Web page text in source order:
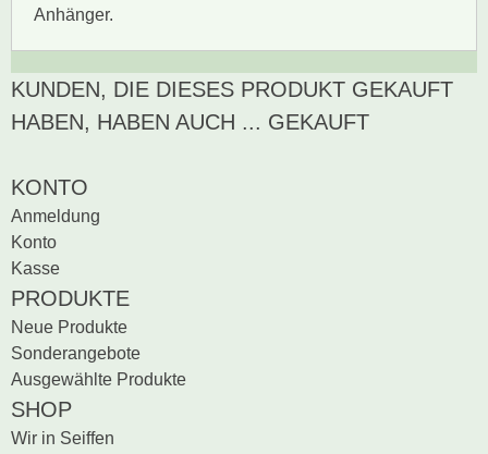
Anhänger.
BEWERTUNG SCHREIBEN
Zur Zeit gibt es keine
Produktrezensionen.
KUNDEN, DIE DIESES PRODUKT GEKAUFT
HABEN, HABEN AUCH ... GEKAUFT
KONTO
Anmeldung
Konto
Kasse
PRODUKTE
Neue Produkte
Sonderangebote
Ausgewählte Produkte
SHOP
Wir in Seiffen